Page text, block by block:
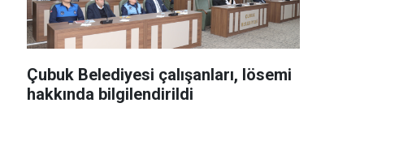
Çubuk Belediyesi çalışanları, lösemi
hakkında bilgilendirildi